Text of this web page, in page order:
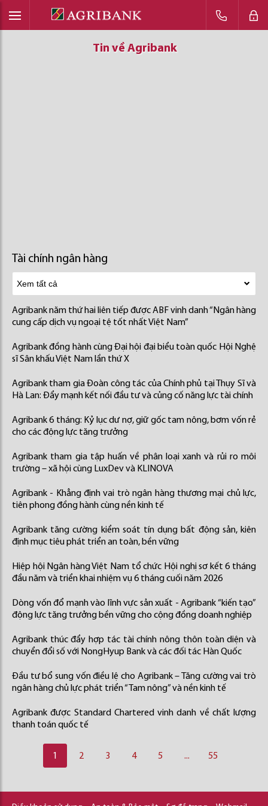
Tin về Agribank
Tin về Agribank
Tin về Agribank
Tài chính ngân hàng
Agribank năm thứ hai liên tiếp được ABF vinh danh “Ngân hàng
cung cấp dịch vụ ngoại tệ tốt nhất Việt Nam”
Agribank đồng hành cùng Đại hội đại biểu toàn quốc Hội Nghệ
sĩ Sân khấu Việt Nam lần thứ X
Agribank tham gia Đoàn công tác của Chính phủ tại Thụy Sĩ và
Hà Lan: Đẩy mạnh kết nối đầu tư và củng cố năng lực tài chính
Agribank 6 tháng: Kỷ lục dư nợ, giữ gốc tam nông, bơm vốn rẻ
cho các động lực tăng trưởng
Agribank tham gia tập huấn về phân loại xanh và rủi ro môi
trường – xã hội cùng LuxDev và KLINOVA
Agribank - Khẳng định vai trò ngân hàng thương mại chủ lực,
tiên phong đồng hành cùng nền kinh tế
Agribank tăng cường kiểm soát tín dụng bất động sản, kiên
định mục tiêu phát triển an toàn, bền vững
Hiệp hội Ngân hàng Việt Nam tổ chức Hội nghị sơ kết 6 tháng
đầu năm và triển khai nhiệm vụ 6 tháng cuối năm 2026
Dòng vốn đổ mạnh vào lĩnh vực sản xuất - Agribank “kiến tạo”
động lực tăng trưởng bền vững cho cộng đồng doanh nghiệp
Agribank thúc đẩy hợp tác tài chính nông thôn toàn diện và
chuyển đổi số với NongHyup Bank và các đối tác Hàn Quốc
Đầu tư bổ sung vốn điều lệ cho Agribank – Tăng cường vai trò
ngân hàng chủ lực phát triển “Tam nông” và nền kinh tế
Agribank được Standard Chartered vinh danh về chất lượng
thanh toán quốc tế
1 2 3 4 5 ... 55